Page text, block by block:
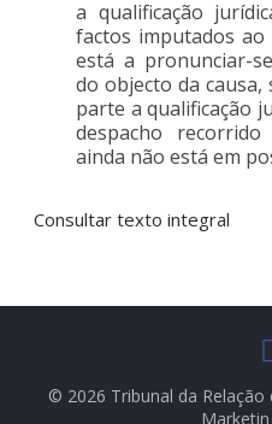
a qualificação
factos imputados
está a pronunciar-
do objecto da
parte a qualificação
despacho
ainda não está em
Consultar texto integral
© 2026 Tribunal da